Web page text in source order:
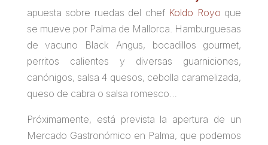
apuesta sobre ruedas del chef Koldo Royo que
se mueve por Palma de Mallorca. Hamburguesas
de vacuno Black Angus, bocadillos gourmet,
perritos calientes y diversas guarniciones,
canónigos, salsa 4 quesos, cebolla caramelizada,
queso de cabra o salsa romesco…
Próximamente, está prevista la apertura de un
Mercado Gastronómico en Palma, que podemos